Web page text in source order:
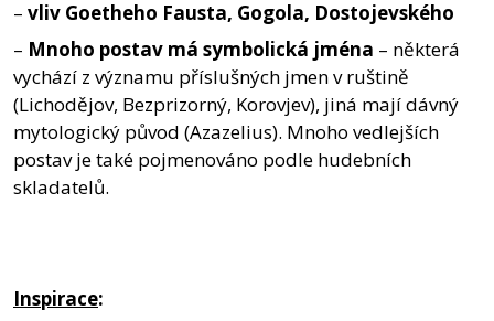
– vliv Goetheho Fausta, Gogola, Dostojevského
– Mnoho postav má symbolická jména – některá
vychází z významu příslušných jmen v ruštině
(Lichodějov, Bezprizorný, Korovjev), jiná mají dávný
mytologický původ (Azazelius). Mnoho vedlejších
postav je také pojmenováno podle hudebních
skladatelů.
Inspirace: